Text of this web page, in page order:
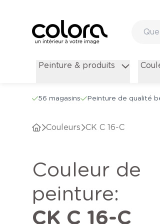
Peinture & produits
56 magasins Peinture de qualité
Couleurs CK C 16-C
Couleur de
peinture:
CK C 16-C